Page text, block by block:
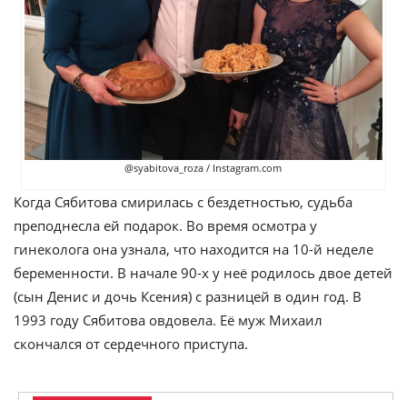
@syabitova_roza / Instagram.com
Когда Сябитова смирилась с бездетностью, судьба
преподнесла ей подарок. Во время осмотра у
гинеколога она узнала, что находится на 10-й неделе
беременности. В начале 90-х у неё родилось двое детей
(сын Денис и дочь Ксения) с разницей в один год. В
1993 году Сябитова овдовела. Её муж Михаил
скончался от сердечного приступа.